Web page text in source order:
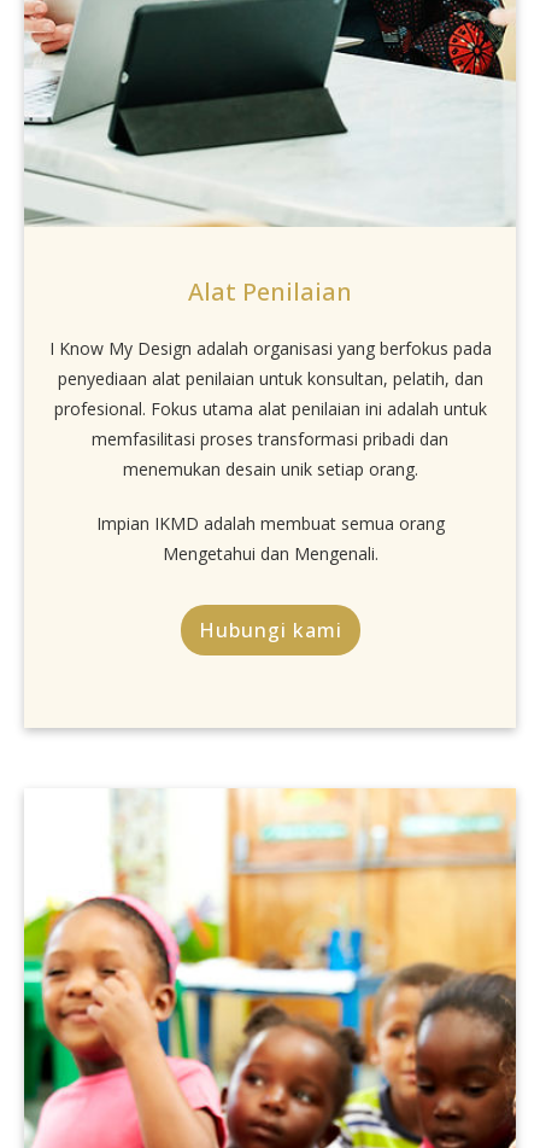
Alat Penilaian
I Know My Design adalah organisasi yang berfokus pada
penyediaan alat penilaian untuk konsultan, pelatih, dan
profesional. Fokus utama alat penilaian ini adalah untuk
memfasilitasi proses transformasi pribadi dan
menemukan desain unik setiap orang.
Impian IKMD adalah membuat semua orang
Mengetahui dan Mengenali.
Hubungi kami